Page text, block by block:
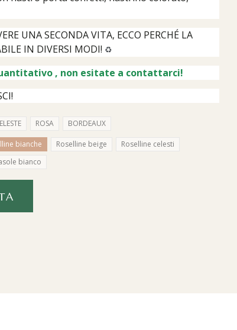
UNA SECONDA VITA, ECCO PERCHÉ LA
IN DIVERSI MODI! ♻️
, non esitate a contattarci!
ROSA BORDEAUX
bianche Roselline beige
Roselline celesti
bianco